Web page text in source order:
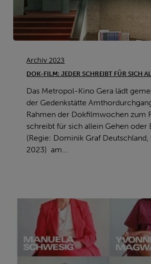
Film:
Jeder
allein
Archiv 2023
DOK-FILM: JEDER SCHREIBT FÜR SICH
Das Metropol-Kino Gera lädt
der Gedenkstätte
Rahmen der Dokfilmwochen zum
schreibt für sich allein Gehen oder
(Regie: Dominik Graf Deutschland,
2023) am…